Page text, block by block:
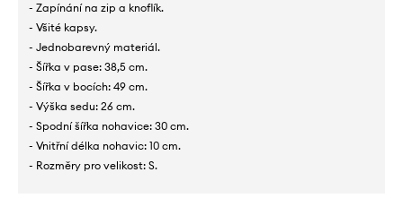
- Zapínání na zip a knoflík.
- Všité kapsy.
- Jednobarevný materiál.
- Šířka v pase: 38,5 cm.
- Šířka v bocích: 49 cm.
- Výška sedu: 26 cm.
- Spodní šířka nohavice: 30 cm.
- Vnitřní délka nohavic: 10 cm.
- Rozměry pro velikost: S.